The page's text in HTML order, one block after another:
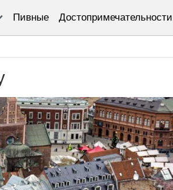
Пивные Достопримечательности